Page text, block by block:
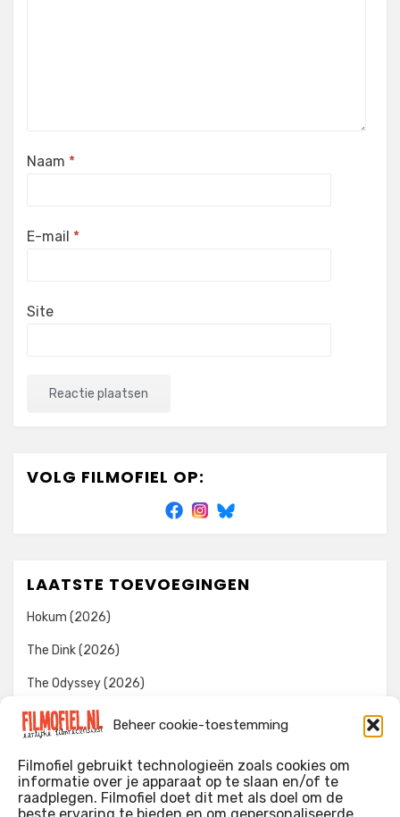
Beheer cookie-toestemming
Filmofiel gebruikt technologieën zoals cookies om
informatie over je apparaat op te slaan en/of te
raadplegen. Filmofiel doet dit met als doel om de
Naam *
E-mail *
Site
VOLG FILMOFIEL OP:
LAATSTE TOEVOEGINGEN
Hokum (2026)
The Dink (2026)
The Odyssey (2026)
Evil Dead Burn (2026)